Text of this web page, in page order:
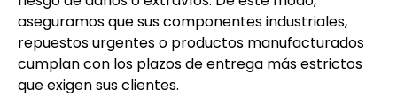
aseguramos que sus componentes industriales,
repuestos urgentes o productos manufacturados
cumplan con los plazos de entrega más estrictos
que exigen sus clientes.